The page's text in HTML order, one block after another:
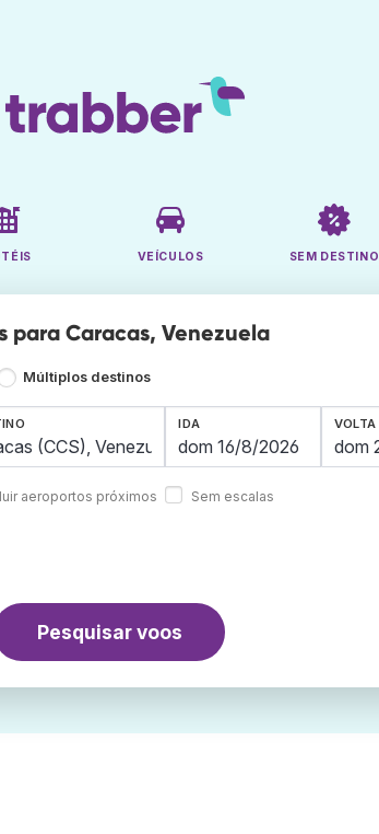
VEÍCULOS SEM DESTINO
para Caracas, Venezuela
Múltiplos destinos
aeroportos próximos
IDA VOLTA
Sem escalas
Pesquisar voos